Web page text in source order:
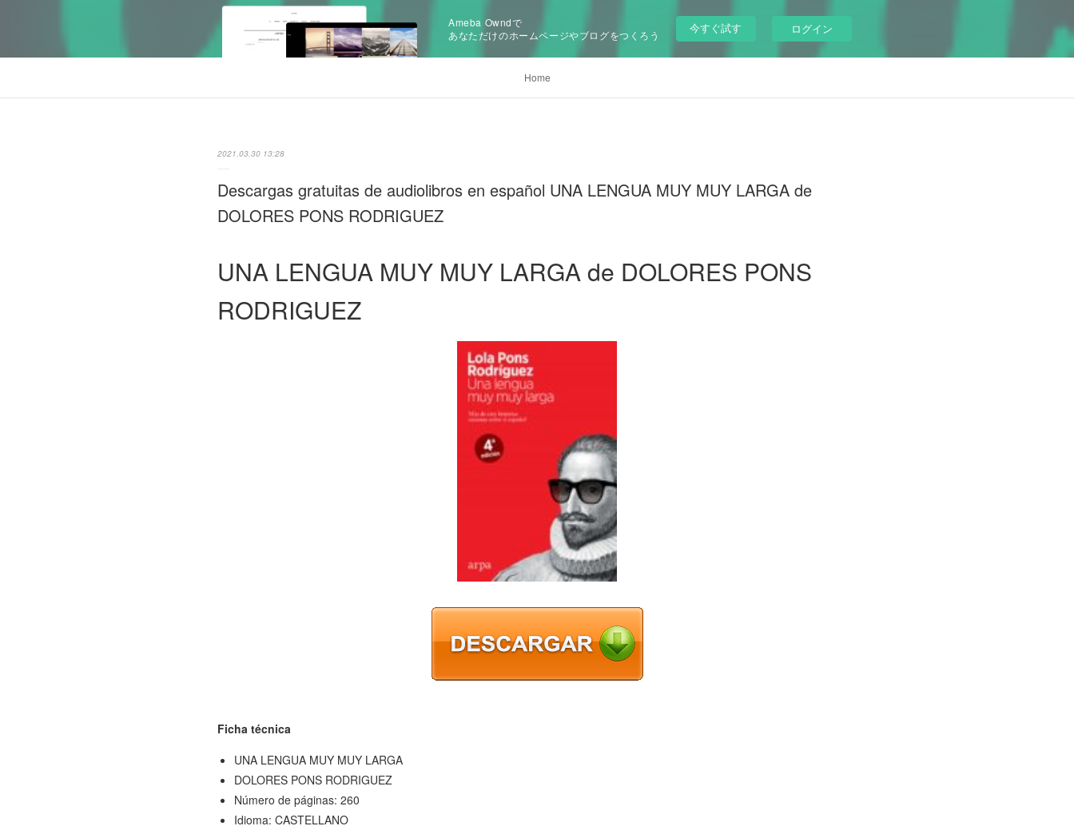
Ameba Owndで
あなただけのホームページやブログをつくろう
今すぐ試す ログイン
Home
2021.03.30 13:28
Descargas gratuitas de audiolibros en español UNA LENGUA MUY MUY LARGA de
DOLORES PONS RODRIGUEZ
UNA LENGUA MUY MUY LARGA de DOLORES PONS
RODRIGUEZ
Ficha técnica
UNA LENGUA MUY MUY LARGA
DOLORES PONS RODRIGUEZ
Número de páginas: 260
Idioma: CASTELLANO